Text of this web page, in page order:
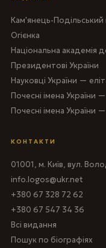
Кам'янець-Подільський
Огієнка
Національна академія
Президентові України
Науковці України —
Почесні імена України
Почесні імена України
КОНТАКТИ
01001, м. Київ, вул.
info.logos@ukr.net
+380 67 328 72 62
+380 67 547 34 36
Всі видання
Пошук по біографіях